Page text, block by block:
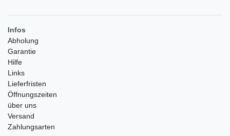
Infos
Abholung
Garantie
Hilfe
Links
Lieferfristen
Öffnungszeiten
über uns
Versand
Zahlungsarten